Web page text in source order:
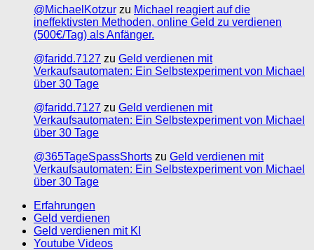
@MichaelKotzur zu Michael reagiert auf die
ineffektivsten Methoden, online Geld zu verdienen
(500€/Tag) als Anfänger.
@faridd.7127 zu Geld verdienen mit
Verkaufsautomaten: Ein Selbstexperiment von Michael
über 30 Tage
@faridd.7127 zu Geld verdienen mit
Verkaufsautomaten: Ein Selbstexperiment von Michael
über 30 Tage
@365TageSpassShorts zu Geld verdienen mit
Verkaufsautomaten: Ein Selbstexperiment von Michael
über 30 Tage
Erfahrungen
Geld verdienen
Geld verdienen mit KI
Youtube Videos